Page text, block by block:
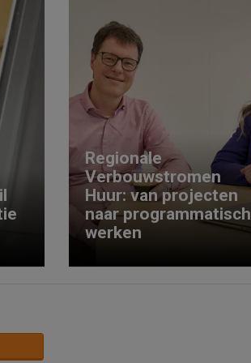
Regionale
Verbouwstromen
Huur: van projecten
naar programmatisch
werken